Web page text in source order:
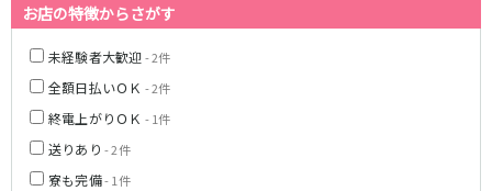
お店の特徴からさがす
未経験者大歓迎- 2件
全額日払いＯＫ - 2件
終電上がりＯＫ - 1件
送りあり - 2件
寮も完備- 1件
遠州鉄道鉄道線
新浜松駅
JR御殿場線
大岡駅